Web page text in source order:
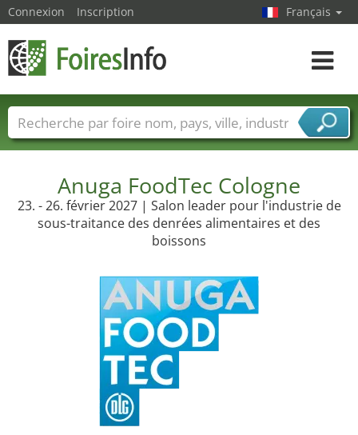
Anuga FoodTec Cologne
23. - 26. février 2027 | Salon leader pour l'industrie de
sous-traitance des denrées alimentaires et des
boissons
Connexion Inscription Français
Toggle
Foire noms Pays Villes
Secteurs de foire